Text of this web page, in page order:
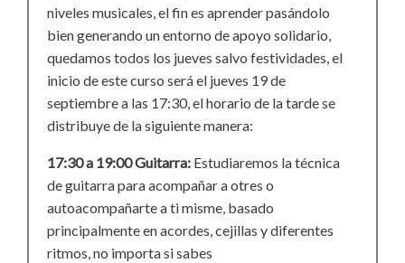
niveles musicales, el fin es aprender pasándolo
bien generando un entorno de apoyo solidario,
quedamos todos los jueves salvo festividades, el
inicio de este curso será el jueves 19 de
septiembre a las 17:30, el horario de la tarde se
distribuye de la siguiente manera:
17:30 a 19:00 Guitarra: Estudiaremos la técnica
de guitarra para acompañar a otres o
autoacompañarte a ti misme, basado
principalmente en acordes, cejillas y diferentes
ritmos, no importa si sabes